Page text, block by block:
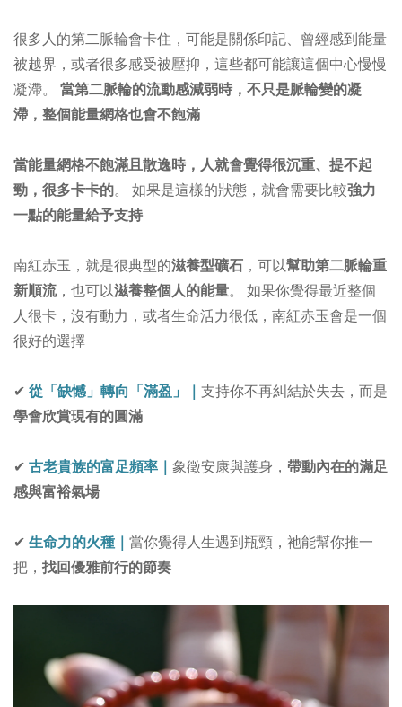
很多人的第二脈輪會卡住，可能是關係印記、曾經感到能量
被越界，或者很多感受被壓抑，這些都可能讓這個中心慢慢
凝滯。 當第二脈輪的流動感減弱時，不只是脈輪變的凝
滯，整個能量網格也會不飽滿
當能量網格不飽滿且散逸時，人就會覺得很沉重、提不起
勁，很多卡卡的。 如果是這樣的狀態，就會需要比較強力
一點的能量給予支持
南紅赤玉，就是很典型的滋養型礦石 ，可以幫助第二脈輪重
新順流，也可以滋養整個人的能量。 如果你覺得最近整個
人很卡，沒有動力，或者生命活力很低，南紅赤玉會是一個
很好的選擇
✔ 從「缺憾」轉向「滿盈」 ｜ 支持你不再糾結於失去，而是
學會欣賞現有的圓滿
✔ 古老貴族的富足頻率 ｜ 象徵安康與護身， 帶動內在的滿足
感與富裕氣場
✔ 生命力的火種 ｜ 當你覺得人生遇到瓶頸，祂能幫你推一
把， 找回優雅前行的節奏